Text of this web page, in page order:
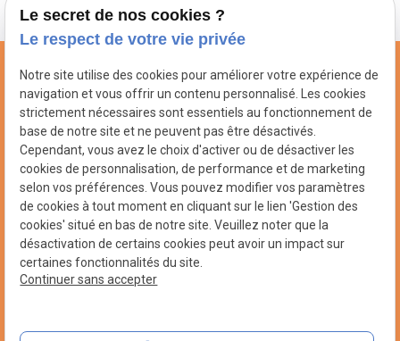
N° de Siret : 53166572700016
03 26 36 90 50
2 rue Fortel, 51100 REIMS
Le secret de nos cookies ?
Le respect de votre vie privée
Notre site utilise des cookies pour améliorer votre expérience de
navigation et vous offrir un contenu personnalisé. Les cookies
strictement nécessaires sont essentiels au fonctionnement de
base de notre site et ne peuvent pas être désactivés.
Cependant, vous avez le choix d'activer ou de désactiver les
cookies de personnalisation, de performance et de marketing
selon vos préférences. Vous pouvez modifier vos paramètres
de cookies à tout moment en cliquant sur le lien 'Gestion des
cookies' situé en bas de notre site. Veuillez noter que la
désactivation de certains cookies peut avoir un impact sur
certaines fonctionnalités du site.
Continuer sans accepter